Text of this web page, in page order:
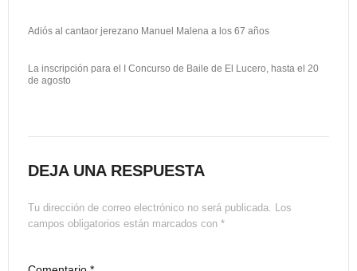
r
Adiós al cantaor jerezano Manuel Malena a los 67 años
La inscripción para el I Concurso de Baile de El Lucero, hasta el 20
de agosto
DEJA UNA RESPUESTA
Tu dirección de correo electrónico no será publicada. Los
campos obligatorios están marcados con *